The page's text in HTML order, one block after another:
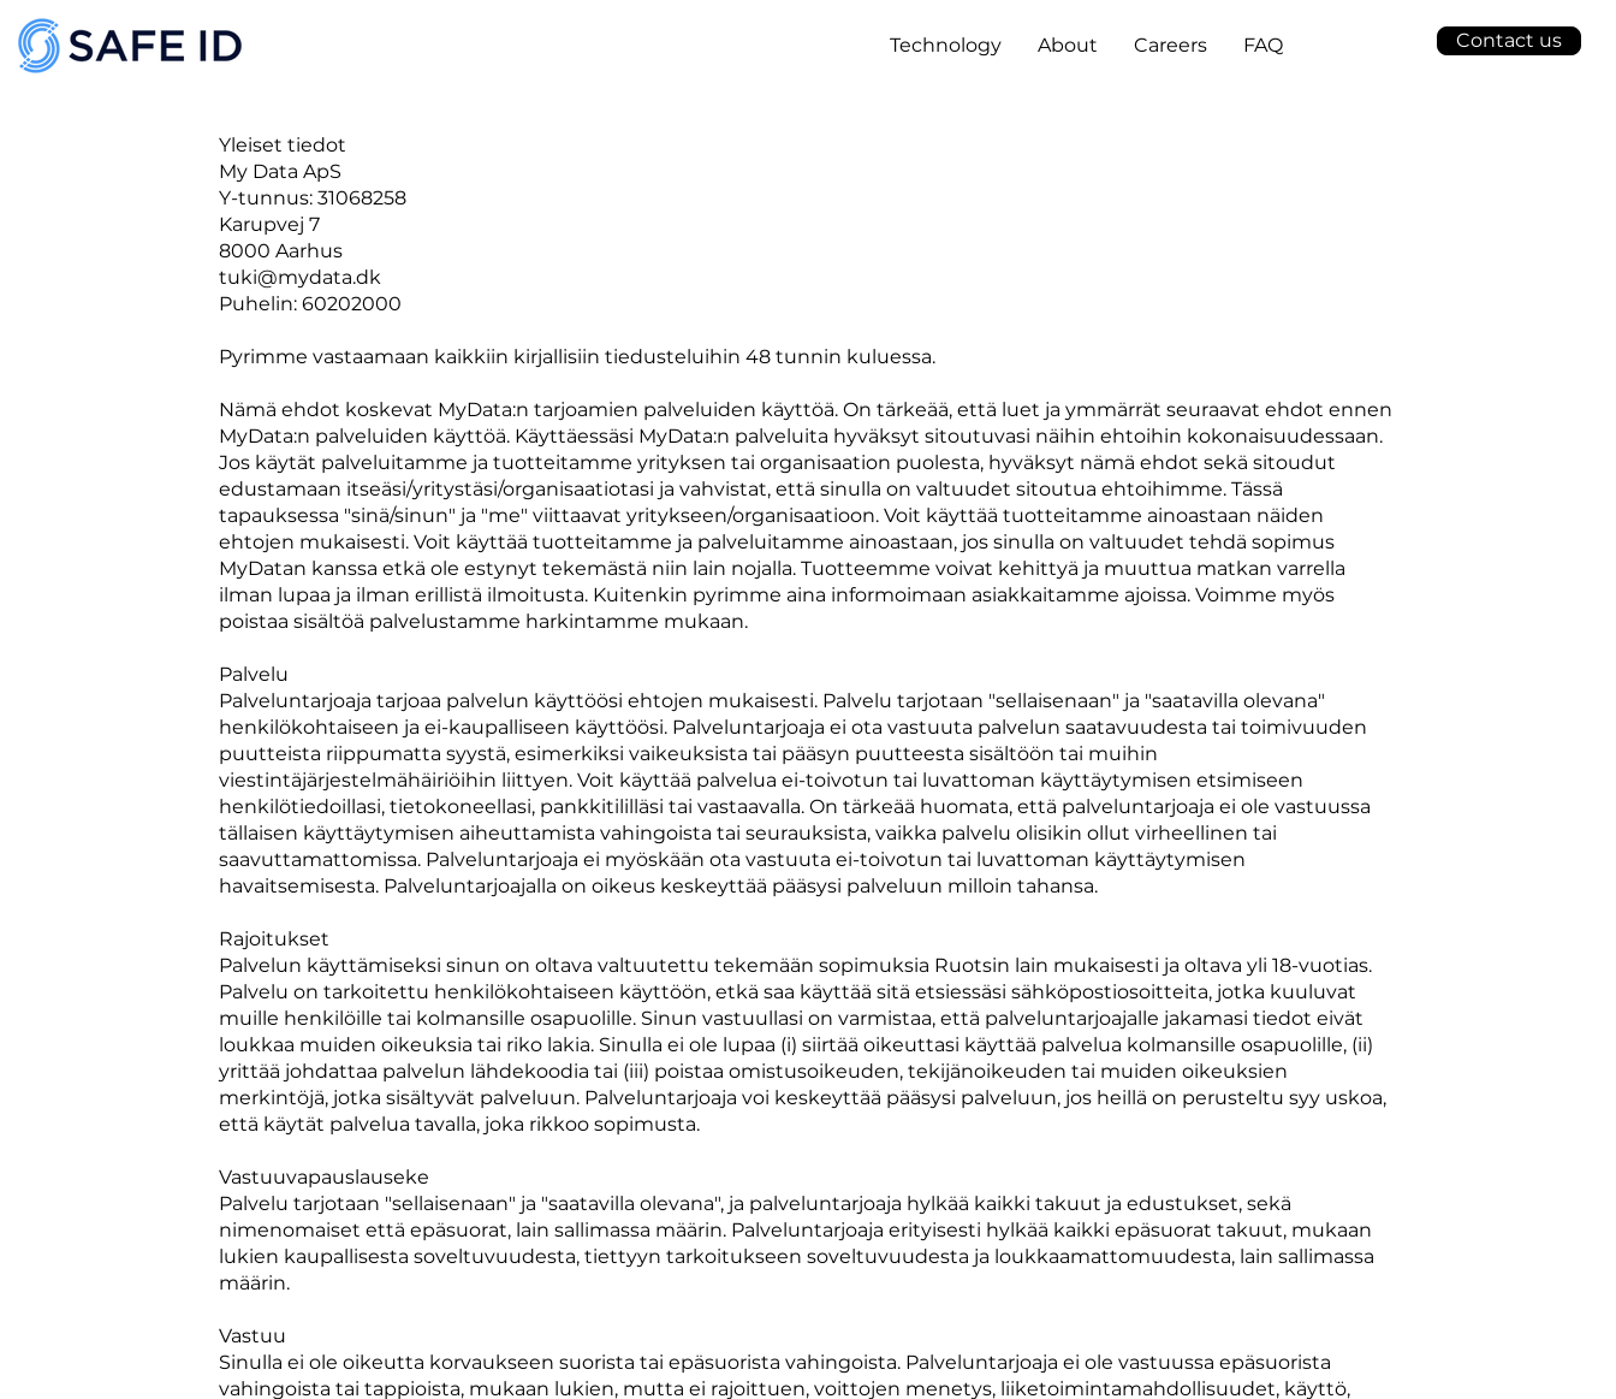
Technology About Careers FAQ Contact us
Yleiset tiedot
My Data ApS
Y-tunnus: 31068258
Karupvej 7
8000 Aarhus
tuki@mydata.dk
Puhelin: 60202000
Pyrimme vastaamaan kaikkiin kirjallisiin tiedusteluihin 48 tunnin kuluessa.
Nämä ehdot koskevat MyData:n tarjoamien palveluiden käyttöä. On tärkeää, että luet ja ymmärrät seuraavat ehdot ennen
MyData:n palveluiden käyttöä. Käyttäessäsi MyData:n palveluita hyväksyt sitoutuvasi näihin ehtoihin kokonaisuudessaan.
Jos käytät palveluitamme ja tuotteitamme yrityksen tai organisaation puolesta, hyväksyt nämä ehdot sekä sitoudut
edustamaan itseäsi/yritystäsi/organisaatiotasi ja vahvistat, että sinulla on valtuudet sitoutua ehtoihimme. Tässä
tapauksessa "sinä/sinun" ja "me" viittaavat yritykseen/organisaatioon. Voit käyttää tuotteitamme ainoastaan näiden
ehtojen mukaisesti. Voit käyttää tuotteitamme ja palveluitamme ainoastaan, jos sinulla on valtuudet tehdä sopimus
MyDatan kanssa etkä ole estynyt tekemästä niin lain nojalla. Tuotteemme voivat kehittyä ja muuttua matkan varrella
ilman lupaa ja ilman erillistä ilmoitusta. Kuitenkin pyrimme aina informoimaan asiakkaitamme ajoissa. Voimme myös
poistaa sisältöä palvelustamme harkintamme mukaan.
Palvelu
Palveluntarjoaja tarjoaa palvelun käyttöösi ehtojen mukaisesti. Palvelu tarjotaan "sellaisenaan" ja "saatavilla olevana"
henkilökohtaiseen ja ei-kaupalliseen käyttöösi. Palveluntarjoaja ei ota vastuuta palvelun saatavuudesta tai toimivuuden
puutteista riippumatta syystä, esimerkiksi vaikeuksista tai pääsyn puutteesta sisältöön tai muihin
viestintäjärjestelmähäiriöihin liittyen. Voit käyttää palvelua ei-toivotun tai luvattoman käyttäytymisen etsimiseen
henkilötiedoillasi, tietokoneellasi, pankkitililläsi tai vastaavalla. On tärkeää huomata, että palveluntarjoaja ei ole vastuussa
tällaisen käyttäytymisen aiheuttamista vahingoista tai seurauksista, vaikka palvelu olisikin ollut virheellinen tai
saavuttamattomissa. Palveluntarjoaja ei myöskään ota vastuuta ei-toivotun tai luvattoman käyttäytymisen
havaitsemisesta. Palveluntarjoajalla on oikeus keskeyttää pääsysi palveluun milloin tahansa.
Rajoitukset
Palvelun käyttämiseksi sinun on oltava valtuutettu tekemään sopimuksia Ruotsin lain mukaisesti ja oltava yli 18-vuotias.
Palvelu on tarkoitettu henkilökohtaiseen käyttöön, etkä saa käyttää sitä etsiessäsi sähköpostiosoitteita, jotka kuuluvat
muille henkilöille tai kolmansille osapuolille. Sinun vastuullasi on varmistaa, että palveluntarjoajalle jakamasi tiedot eivät
loukkaa muiden oikeuksia tai riko lakia. Sinulla ei ole lupaa (i) siirtää oikeuttasi käyttää palvelua kolmansille osapuolille, (ii)
yrittää johdattaa palvelun lähdekoodia tai (iii) poistaa omistusoikeuden, tekijänoikeuden tai muiden oikeuksien
merkintöjä, jotka sisältyvät palveluun. Palveluntarjoaja voi keskeyttää pääsysi palveluun, jos heillä on perusteltu syy uskoa,
että käytät palvelua tavalla, joka rikkoo sopimusta.
Vastuuvapauslauseke
Palvelu tarjotaan "sellaisenaan" ja "saatavilla olevana", ja palveluntarjoaja hylkää kaikki takuut ja edustukset, sekä
nimenomaiset että epäsuorat, lain sallimassa määrin. Palveluntarjoaja erityisesti hylkää kaikki epäsuorat takuut, mukaan
lukien kaupallisesta soveltuvuudesta, tiettyyn tarkoitukseen soveltuvuudesta ja loukkaamattomuudesta, lain sallimassa
määrin.
Vastuu
Sinulla ei ole oikeutta korvaukseen suorista tai epäsuorista vahingoista. Palveluntarjoaja ei ole vastuussa epäsuorista
vahingoista tai tappioista, mukaan lukien, mutta ei rajoittuen, voittojen menetys, liiketoimintamahdollisuudet, käyttö,